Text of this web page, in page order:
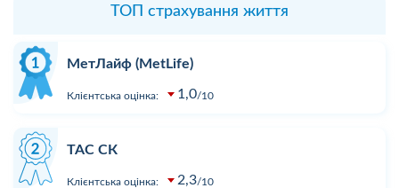
ТОП страхування життя
МетЛайф (MetLife)
Клієнтська оцінка: 1,0 10
ТАС СК
Клієнтська оцінка: 2,3 10